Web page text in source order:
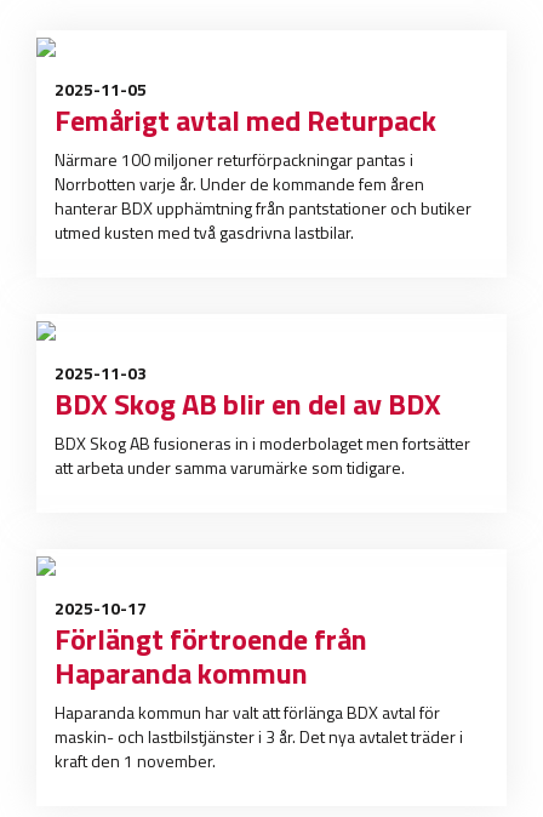
2025-11-05
Femårigt avtal med Returpack
Närmare 100 miljoner returförpackningar pantas i
Norrbotten varje år. Under de kommande fem åren
hanterar BDX upphämtning från pantstationer och butiker
utmed kusten med två gasdrivna lastbilar.
2025-11-03
BDX Skog AB blir en del av BDX
BDX Skog AB fusioneras in i moderbolaget men fortsätter
att arbeta under samma varumärke som tidigare.
2025-10-17
Förlängt förtroende från
Haparanda kommun
Haparanda kommun har valt att förlänga BDX avtal för
maskin- och lastbilstjänster i 3 år. Det nya avtalet träder i
kraft den 1 november.